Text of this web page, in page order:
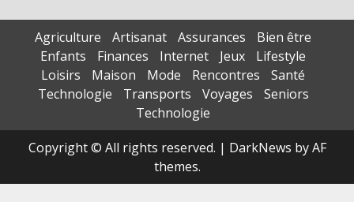
Agriculture Artisanat Assurances
Bien être
Enfants
Finances Internet Jeux
Lifestyle
Loisirs
Maison Mode Rencontres
Santé
Technologie
Transports Voyages
Seniors
Technologie
Copyright © All rights reserved. | DarkNews by AF
themes.